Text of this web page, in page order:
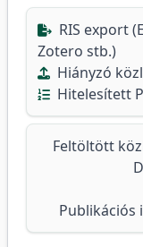
RIS export
Zotero stb.)
Hiányzó
Hitelesített
Feltöltött
Publikációs